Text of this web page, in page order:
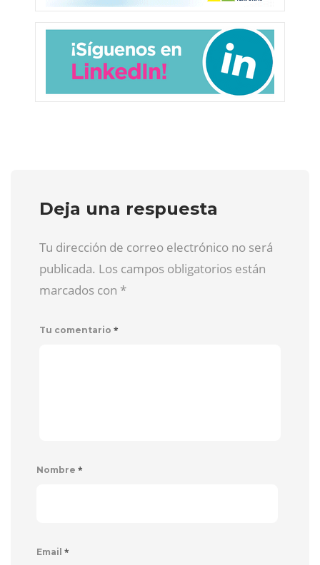
Deja una respuesta
Tu dirección de correo electrónico no será
publicada. Los campos obligatorios están
marcados con *
Tu comentario *
Nombre *
Email *